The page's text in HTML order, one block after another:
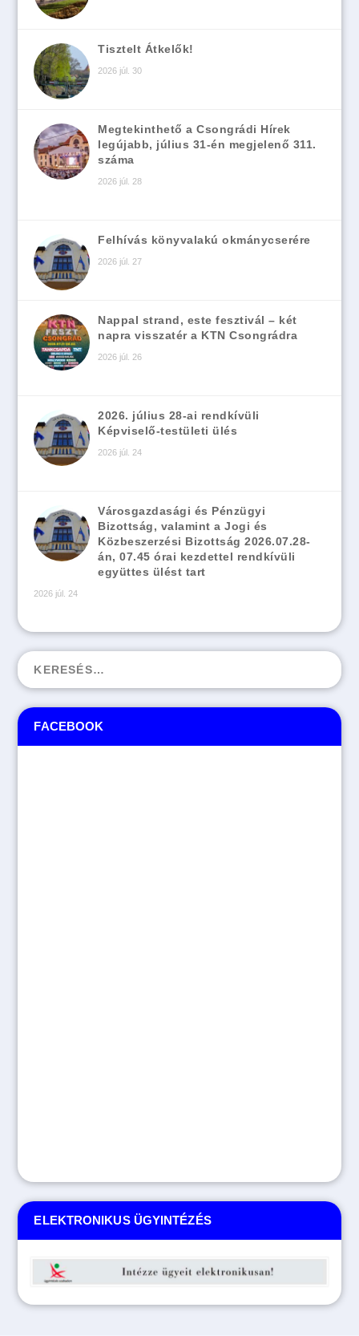
ELEKTRONIKUS ÜGYINTÉZÉS
FACEBOOK
Tisztelt Átkelők!
2026 júl. 30
Megtekinthető a Csongrádi Hírek
legújabb, július 31-én megjelenő 311.
száma
2026 júl. 28
Felhívás könyvalakú okmánycserére
2026 júl. 27
Nappal strand, este fesztivál – két
napra visszatér a KTN Csongrádra
2026 júl. 26
2026. július 28-ai rendkívüli
Képviselő-testületi ülés
2026 júl. 24
Városgazdasági és Pénzügyi
Bizottság, valamint a Jogi és
Közbeszerzési Bizottság 2026.07.28-
án, 07.45 órai kezdettel rendkívüli
együttes ülést tart
2026 júl. 24